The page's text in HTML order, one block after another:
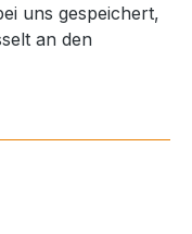
uns gespeichert,
an den